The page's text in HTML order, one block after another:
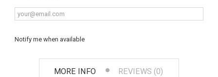
Notify me when available
MORE INFO REVIEWS (0)